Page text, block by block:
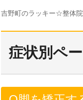
吉野町のラッキー☆整体
症状別ペ